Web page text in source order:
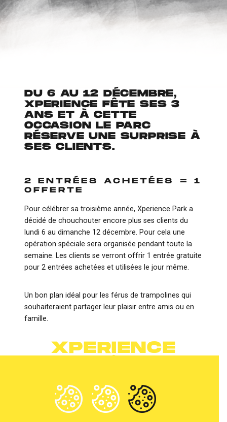
Actualités
20 novembre
XPERIENCE
3 ANS
DU 6 AU 12 DÉCEMBRE,
XPERIENCE FÊTE SES 3
ANS ET À CETTE
OCCASION LE PARC
RÉSERVE UNE SURPRISE À
SES CLIENTS.
2 ENTRÉES ACHETÉES = 1
OFFERTE
Pour célébrer sa troisième année, Xperience Park a
décidé de chouchouter encore plus ses clients du
lundi 6 au dimanche 12 décembre. Pour cela une
opération spéciale sera organisée pendant toute la
semaine. Les clients se verront offrir 1 entrée gratuite
pour 2 entrées achetées et utilisées le jour même.
Un bon plan idéal pour les férus de trampolines qui
souhaiteraient partager leur plaisir entre amis ou en
famille.
NOS AUTRES
ACTUALITÉS